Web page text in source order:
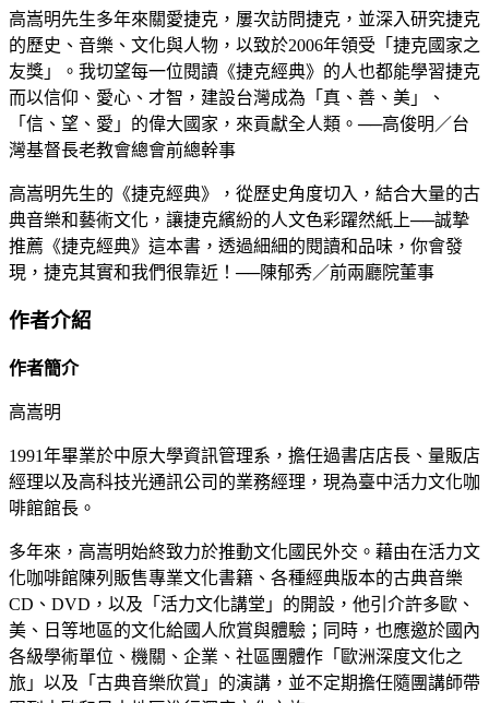
高嵩明先生多年來關愛捷克，屢次訪問捷克，並深入研究捷克
的歷史、音樂、文化與人物，以致於2006年領受「捷克國家之
友獎」。我切望每一位閱讀《捷克經典》的人也都能學習捷克
而以信仰、愛心、才智，建設台灣成為「真、善、美」、
「信、望、愛」的偉大國家，來貢獻全人類。──高俊明／台
灣基督長老教會總會前總幹事
高嵩明先生的《捷克經典》，從歷史角度切入，結合大量的古
典音樂和藝術文化，讓捷克繽紛的人文色彩躍然紙上──誠摯
推薦《捷克經典》這本書，透過細細的閱讀和品味，你會發
現，捷克其實和我們很靠近！──陳郁秀／前兩廳院董事
作者介紹
作者簡介
高嵩明
1991年畢業於中原大學資訊管理系，擔任過書店店長、量販店
經理以及高科技光通訊公司的業務經理，現為臺中活力文化咖
啡館館長。
多年來，高嵩明始終致力於推動文化國民外交。藉由在活力文
化咖啡館陳列販售專業文化書籍、各種經典版本的古典音樂
CD、DVD，以及「活力文化講堂」的開設，他引介許多歐、
美、日等地區的文化給國人欣賞與體驗；同時，也應邀於國內
各級學術單位、機關、企業、社區團體作「歐洲深度文化之
旅」以及「古典音樂欣賞」的演講，並不定期擔任隨團講師帶